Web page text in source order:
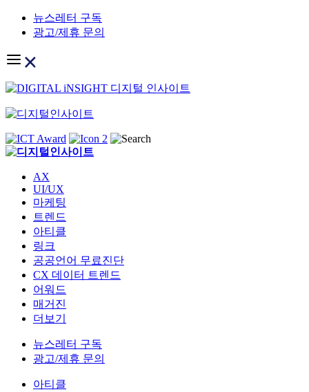
Skip
content
뉴스레터 구독
광고/제휴 문의
AX
UI/UX
마케팅
트렌드
아티클
링크
공공언어 무료진단
CX 데이터 트렌드
어워드
매거진
더보기
뉴스레터 구독
광고/제휴 문의
아티클